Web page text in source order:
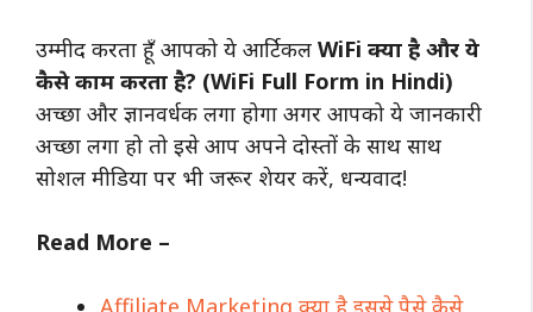
उम्मीद करता हूँ आपको ये आर्टिकल WiFi क्या है और ये
कैसे काम करता है? (WiFi Full Form in Hindi)
अच्छा और ज्ञानवर्धक लगा होगा अगर आपको ये जानकारी
अच्छा लगा हो तो इसे आप अपने दोस्तों के साथ साथ
सोशल मीडिया पर भी जरूर शेयर करें, धन्यवाद!
Read More –
Affiliate Marketing क्या है इससे पैसे कैसे